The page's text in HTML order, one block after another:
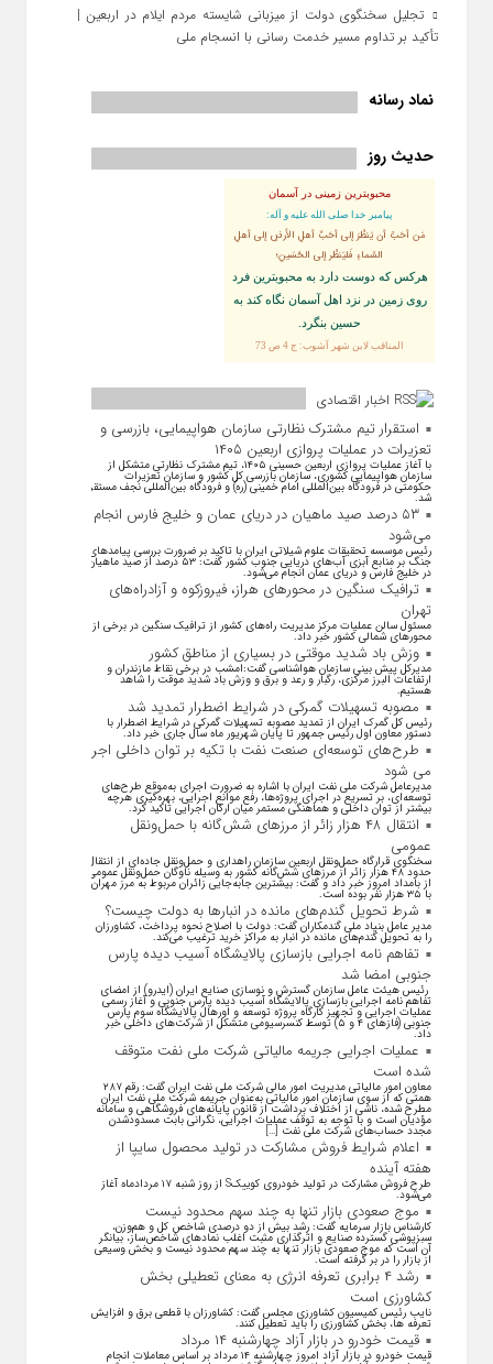
تجلیل سخنگوی دولت از میزبانی شایسته مردم ایلام در اربعین |
تأکید بر تداوم مسیر خدمت‌ رسانی با انسجام ملی
نماد رسانه
حدیث روز
محبوبترین زمینی در آسمان
پيامبر خدا صلى الله عليه و آله:
مَن أحَبَّ أن يَنظُرَ إلى أحَبِّ أهلِ الأرضِ إلى أهلِ
السَّماءِ فَليَنظُر إلى الحُسَينِ؛
هركس كه دوست دارد به محبوبترين فرد
روى زمين در نزد اهل آسمان نگاه كند به
حسين بنگرد.
المناقب لابن شهر آشوب: ج 4 ص 73
اخبار اقتصادی
استقرار تیم مشترک نظارتی سازمان هواپیمایی، بازرسی و
تعزیرات در عملیات پروازی اربعین ۱۴۰۵
با آغاز عملیات پروازی اربعین حسینی ۱۴۰۵، تیم مشترک نظارتی متشکل از
سازمان هواپیمایی کشوری، سازمان بازرسی کل کشور و سازمان تعزیرات
حکومتی در فرودگاه بین‌المللی امام خمینی (ره) و فرودگاه بین‌المللی نجف مستقر
شد.
۵۳ درصد صید ماهیان در دریای عمان و خلیج فارس انجام
می‌شود
رئیس موسسه تحقیقات علوم شیلاتی ایران با تاکید بر ضرورت بررسی پیامد‌های
جنگ بر منابع آبزی آب‌های دریایی جنوب کشور گفت: ۵۳ درصد از صید ماهیان
در خلیج فارس و دریای عمان انجام می‌شود.
ترافیک سنگین در محورهای هراز، فیروزکوه و آزادراه‌های
تهران
مسئول سالن عملیات مرکز مدیریت راه‌های کشور از ترافیک سنگین در برخی از
محور‌های شمالی کشور خبر داد.
وزش باد شدید موقتی در بسیاری از مناطق کشور
مدیرکل پیش بینی سازمان هواشناسی گفت:امشب در برخی نقاط مازندران و
ارتفاعات البرز مرکزی، رگبار و رعد و برق و وزش باد شدید موقت را شاهد
هستیم.
مصوبه تسهیلات گمرکی در شرایط اضطرار تمدید شد
رئیس کل گمرک ایران از تمدید مصوبه تسهیلات گمرکی در شرایط اضطرار با
دستور معاون اول رئیس جمهور تا پایان شهریور ماه سال جاری خبر داد.
طرح‌های توسعه‌ای صنعت نفت با تکیه بر توان داخلی اجرا
می شود
مدیرعامل شرکت ملی نفت ایران با اشاره به ضرورت اجرای به‌موقع طرح‌های
توسعه‌ای، بر تسریع در اجرای پروژه‌ها، رفع موانع اجرایی، بهره‌گیری هرچه
بیشتر از توان داخلی و هماهنگی مستمر میان ارکان اجرایی تاکید کرد.
انتقال ۴۸ هزار زائر از مرزهای شش‌گانه با حمل‌ونقل
عمومی
سخنگوی قرارگاه حمل‌ونقل اربعین سازمان راهداری و حمل‌ونقل جاده‌ای از انتقال
حدود ۴۸ هزار زائر از مرز‌های شش‌گانه کشور به وسیله ناوگان حمل‌ونقل عمومی
از بامداد امروز خبر داد و گفت: بیشترین جابه‌جایی زائران مربوط به مرز مهران
با ۳۵ هزار نفر بوده است.
شرط تحویل گندم‌های مانده در انبار‌ها به دولت چیست؟
مدیر عامل بنیاد ملی گندمکاران گفت: دولت با اصلاح نحوه پرداخت، کشاورزان
را به تحویل گندم‌های مانده در انبار به مراکز خرید ترغیب می‌کند.
تفاهم نامه اجرایی بازسازی پالایشگاه آسیب دیده پارس
جنوبی امضا شد
رئیس هیئت عامل سازمان گسترش و نوسازی صنایع ایران (ایدرو) از امضای
تفاهم نامه اجرایی بازسازی پالایشگاه آسیب دیده پارس جنوبی و آغاز رسمی
عملیات اجرایی و تجهیز کارگاه پروژه توسعه و اورهال پالایشگاه سوم پارس
جنوبی (فاز‌های ۴ و ۵) توسط کنسرسیومی متشکل از شرکت‌های داخلی خبر
داد.
عملیات اجرایی جریمه مالیاتی شرکت ملی نفت متوقف
شده است
معاون امور مالیاتی مدیریت امور مالی شرکت ملی نفت ایران گفت: رقم ۲۸۷
همتی که از سوی سازمان امور مالیاتی به‌عنوان جریمه شرکت ملی نفت ایران
مطرح شده، ناشی از اختلاف برداشت از قانون پایانه‌های فروشگاهی و سامانه
مؤدیان است و با توجه به توقف عملیات اجرایی، نگرانی بابت مسدودشدن
مجدد حساب‌های شرکت ملی نفت […]
اعلام شرایط فروش مشارکت در تولید محصول سایپا از
هفته آینده
طرح فروش مشارکت در تولید خودروی کوییکS از روز شنبه ۱۷ مردادماه آغاز
می‌شود.
موج صعودی بازار تنها به چند سهم محدود نیست
کارشناس بازار سرمایه گفت: رشد بیش از دو درصدی شاخص کل و هم‌وزن،
سبزپوشی گسترده صنایع و اثرگذاری مثبت اغلب نماد‌های شاخص‌ساز، بیانگر
آن است که موج صعودی بازار تنها به چند سهم محدود نیست و بخش وسیعی
از بازار را در بر گرفته است.
رشد ۴ برابری تعرفه انرژی به معنای تعطیلی بخش
کشاورزی است
نایب رئیس کمیسیون کشاورزی مجلس گفت: کشاورزان با قطعی برق و افزایش
تعرفه ها، بخش کشاورزی را باید تعطیل کنند.
قیمت خودرو در بازار آزاد چهارشنبه ۱۴ مرداد
قیمت خودرو در بازار آزاد امروز چهارشنبه ۱۴ مرداد بر اساس معاملات انجام